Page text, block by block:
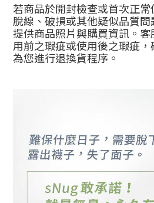
若商品於開封檢查或首次正
脫線、破損或其他疑似品質
提供商品照片與購買資訊。
用前之瑕疵或使用後之瑕疵
為您進行退換貨程序。